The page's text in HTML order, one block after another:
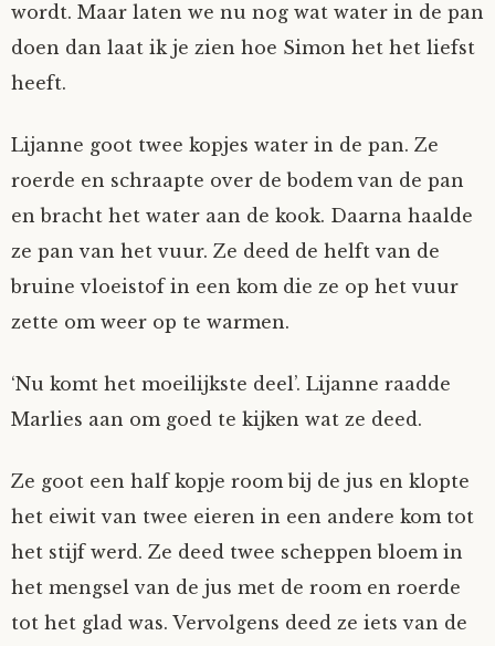
wordt. Maar laten we nu nog wat water in de pan
doen dan laat ik je zien hoe Simon het het liefst
heeft.
Lijanne goot twee kopjes water in de pan. Ze
roerde en schraapte over de bodem van de pan
en bracht het water aan de kook. Daarna haalde
ze pan van het vuur. Ze deed de helft van de
bruine vloeistof in een kom die ze op het vuur
zette om weer op te warmen.
‘Nu komt het moeilijkste deel’. Lijanne raadde
Marlies aan om goed te kijken wat ze deed.
Ze goot een half kopje room bij de jus en klopte
het eiwit van twee eieren in een andere kom tot
het stijf werd. Ze deed twee scheppen bloem in
het mengsel van de jus met de room en roerde
tot het glad was. Vervolgens deed ze iets van de